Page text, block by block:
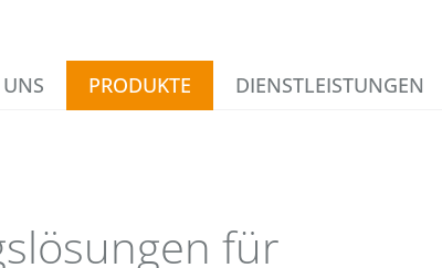
PRODUKTE DIENSTLEISTUNGEN
für